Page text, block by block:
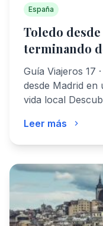
España
Toledo
terminando
Guía Viajeros 17
desde Madrid en
vida local
Leer más